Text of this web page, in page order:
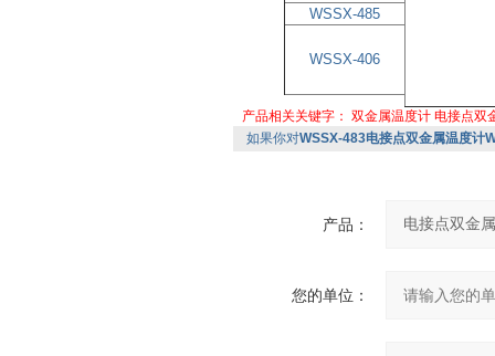
WSSX-485
WSSX-406
产品相关关键字： 双金属温度计 电接点双
如果你对WSSX-483电接点双金属温度计
产品：
您的单位：